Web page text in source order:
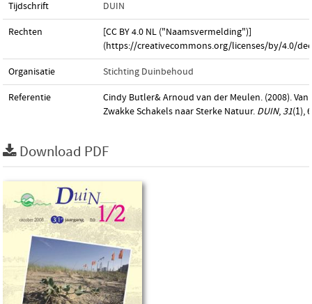
Tijdschrift DUIN
Rechten
[CC BY 4.0 NL ("Naamsvermelding")]
(https://creativecommons.org/licenses/by/4.0/
Organisatie Stichting Duinbehoud
Referentie
Cindy Butler& Arnoud van der Meulen. (2008). Van
Zwakke Schakels naar Sterke Natuur. DUIN, 31(1),
Download PDF